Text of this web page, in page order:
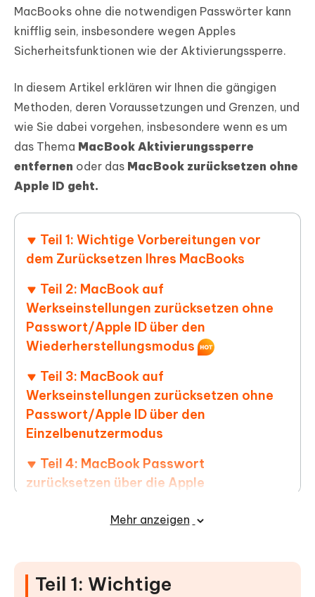
MacBooks ohne die notwendigen Passwörter kann
knifflig sein, insbesondere wegen Apples
Sicherheitsfunktionen wie der Aktivierungssperre.
In diesem Artikel erklären wir Ihnen die gängigen
Methoden, deren Voraussetzungen und Grenzen, und
wie Sie dabei vorgehen, insbesondere wenn es um
das Thema MacBook Aktivierungssperre
entfernen oder das MacBook zurücksetzen ohne
Apple ID geht.
Teil 1: Wichtige Vorbereitungen vor
dem Zurücksetzen Ihres MacBooks
Teil 2: MacBook auf
Werkseinstellungen zurücksetzen ohne
Passwort/Apple ID über den
Wiederherstellungsmodus
Teil 3: MacBook auf
Werkseinstellungen zurücksetzen ohne
Passwort/Apple ID über den
Einzelbenutzermodus
Teil 4: MacBook Passwort
zurücksetzen über die Apple
Mehr anzeigen
Teil 1: Wichtige